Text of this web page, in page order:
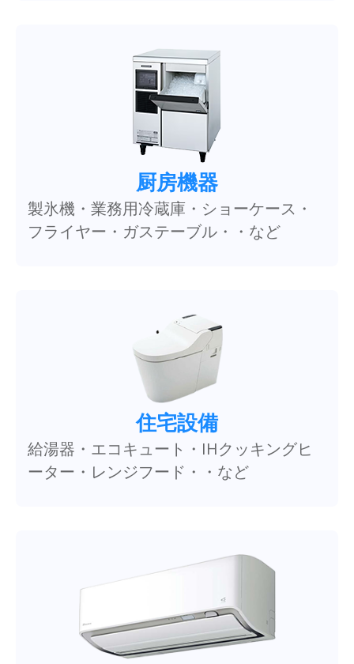
厨房機器
製氷機・業務用冷蔵庫・ショーケース・
フライヤー・ガステーブル・・など
住宅設備
給湯器・エコキュート・IHクッキングヒ
ーター・レンジフード・・など